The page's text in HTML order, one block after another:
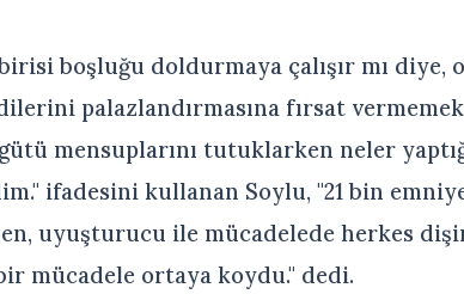
boşluğu doldurmaya çalışır mı diye,
palazlandırmasına fırsat
mensuplarını tutuklarken neler
ifadesini kullanan Soylu, "21 bin
uyuşturucu ile mücadelede herkes
mücadele ortaya koydu." dedi.